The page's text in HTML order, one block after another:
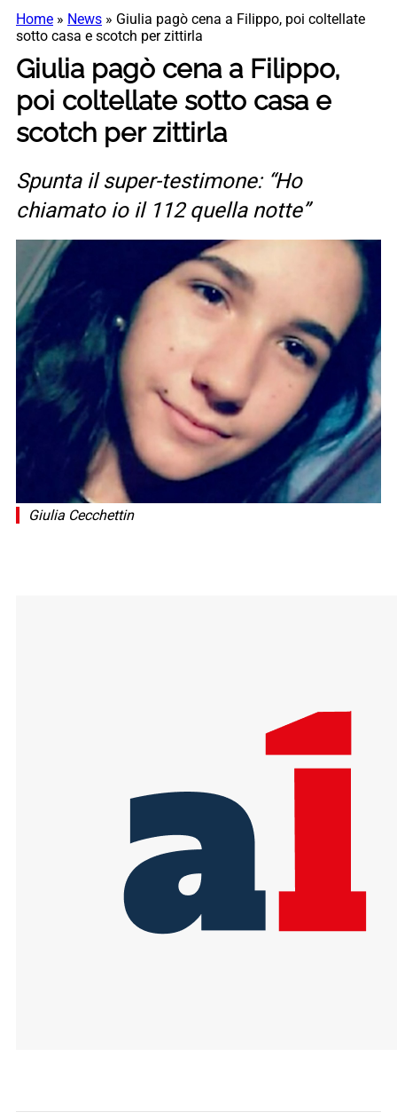
Home » News » Giulia pagò cena a Filippo, poi coltellate
sotto casa e scotch per zittirla
Giulia pagò cena a Filippo,
poi coltellate sotto casa e
scotch per zittirla
Spunta il super-testimone: “Ho
chiamato io il 112 quella notte”
Giulia Cecchettin